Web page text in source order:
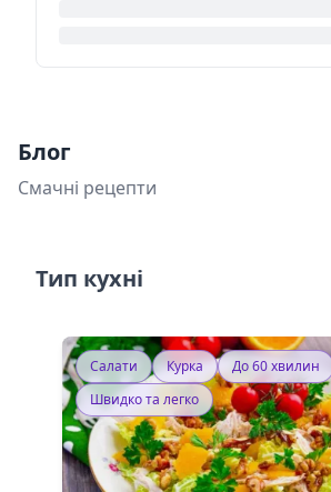
Блог
Смачні рецепти
Тип кухні
Салати Курка
До 60 хвилин
Швидко та легко